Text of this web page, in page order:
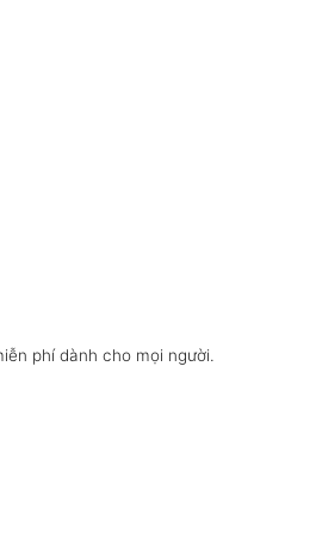
phí dành cho mọi người.